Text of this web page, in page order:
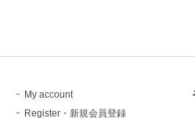
My account
Register・新規会員登録